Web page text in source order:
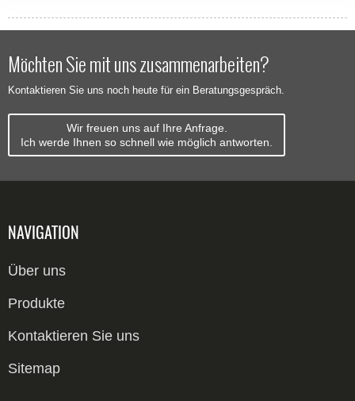
Möchten Sie mit uns zusammenarbeiten?
Kontaktieren Sie uns noch heute für ein Beratungsgespräch.
Wir freuen uns auf Ihre Anfrage.
Ich werde Ihnen so schnell wie möglich antworten.
NAVIGATION
Über uns
Produkte
Kontaktieren Sie uns
Sitemap